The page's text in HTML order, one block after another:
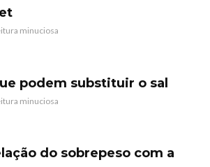
minuciosa
podem substituir o sal
minuciosa
do sobrepeso com a